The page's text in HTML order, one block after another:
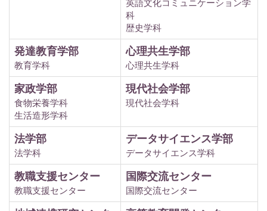
英語文化コミュニケーション学
科
歴史学科
発達教育学部
教育学科
心理共生学部
心理共生学科
家政学部
食物栄養学科
生活造形学科
現代社会学部
現代社会学科
法学部
法学科
データサイエンス学部
データサイエンス学科
教職支援センター
教職支援センター
国際交流センター
国際交流センター